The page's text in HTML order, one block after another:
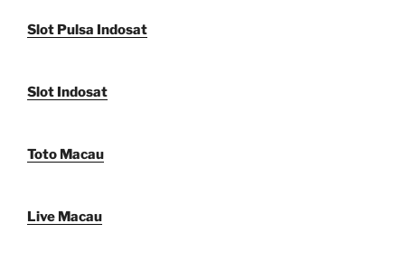
Slot Pulsa Indosat
Slot Indosat
Toto Macau
Live Macau